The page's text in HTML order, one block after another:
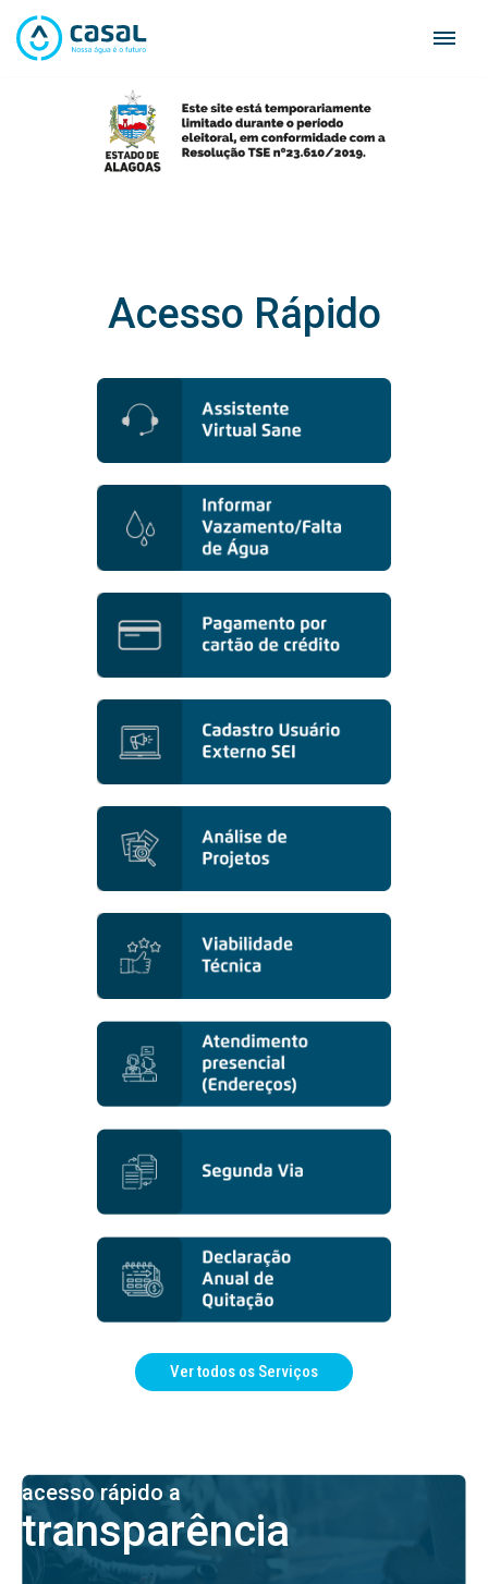
Skip
Acesso Rápido
Ver todos os Serviços
acesso rápido a
transparência